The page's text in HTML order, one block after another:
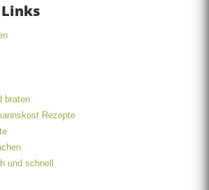
braten
Rezepte
und schnell